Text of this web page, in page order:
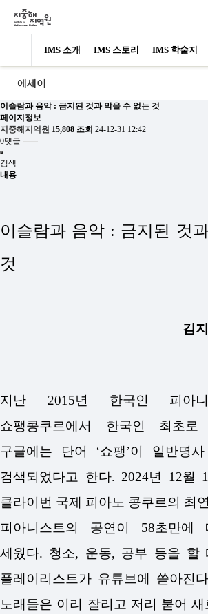
IMS 소개 IMS 스토리 IMS 학술지
에세이
이슬람과 음악 : 금지된 것과 막을 수 없는 것
페이지정보
지중해지역원 15,808 조회 24-12-31 12:42
0댓글
검색
내용
이슬람과 음악 : 금지된 것
것
김
지난 2015년 한국인 피아니
쇼팽콩쿠르에서 한국인 최초로
구글에는 단어 ‘쇼팽’이 일반명사
검색되었다고 한다. 2024년 12월
클라이번 국제 피아노 콩쿠르의 최
피아니스트의 공연이 58초만에
세웠다. 청소, 운동, 공부 등을 할
플레이리스트가 유튜브에 쏟아진
노래들은 이리 잘리고 저리 붙어